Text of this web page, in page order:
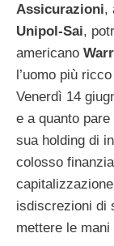
Assicurazioni,
Unipol-Sai,
americano
l’uomo più
Venerdì 14
e a quanto
sua holding di
colosso
isdiscrezioni di
mettere le